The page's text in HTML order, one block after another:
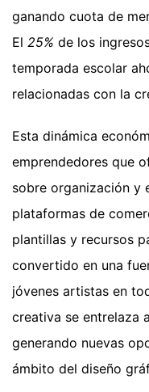
ganando cuota de
El 25% de los
temporada escolar
relacionadas con la
Esta dinámica
emprendedores que
sobre organización y
plataformas de
plantillas y recursos
convertido en una
jóvenes artistas en
creativa se entrelaza
generando nuevas
ámbito del diseño